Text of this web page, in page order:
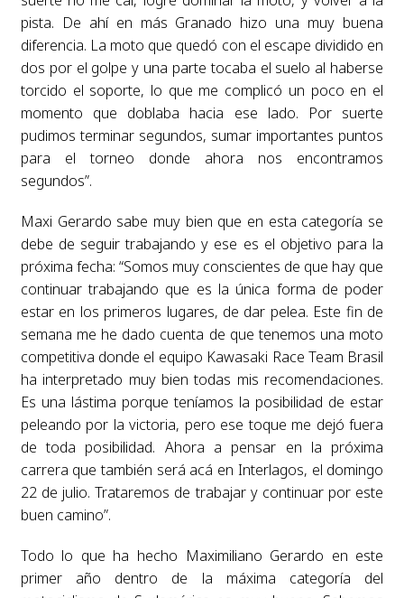
pista. De ahí en más Granado hizo una muy buena
diferencia. La moto que quedó con el escape dividido en
dos por el golpe y una parte tocaba el suelo al haberse
torcido el soporte, lo que me complicó un poco en el
momento que doblaba hacia ese lado. Por suerte
pudimos terminar segundos, sumar importantes puntos
para el torneo donde ahora nos encontramos
segundos”.
Maxi Gerardo sabe muy bien que en esta categoría se
debe de seguir trabajando y ese es el objetivo para la
próxima fecha: “Somos muy conscientes de que hay que
continuar trabajando que es la única forma de poder
estar en los primeros lugares, de dar pelea. Este fin de
semana me he dado cuenta de que tenemos una moto
competitiva donde el equipo Kawasaki Race Team Brasil
ha interpretado muy bien todas mis recomendaciones.
Es una lástima porque teníamos la posibilidad de estar
peleando por la victoria, pero ese toque me dejó fuera
de toda posibilidad. Ahora a pensar en la próxima
carrera que también será acá en Interlagos, el domingo
22 de julio. Trataremos de trabajar y continuar por este
buen camino”.
Todo lo que ha hecho Maximiliano Gerardo en este
primer año dentro de la máxima categoría del